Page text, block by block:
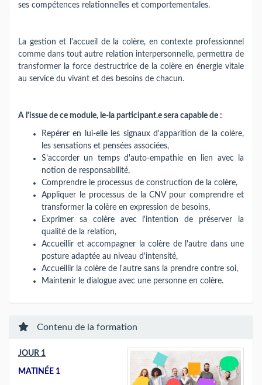
ses compétences relationnelles et comportementales.
La gestion et l'accueil de la colère, en contexte professionnel
comme dans tout autre relation interpersonnelle, permettra de
transformer la force destructrice de la colère en énergie vitale
au service du vivant et des besoins de chacun.
A l'issue de ce module, le-la participant.e sera capable de :
Repérer en lui-elle les signaux d'apparition de la colère,
les sensations et pensées associées,
S'accorder un temps d'auto-empathie en lien avec la
notion de responsabilité,
Comprendre le processus de construction de la colère,
Appliquer le processus de la CNV pour comprendre et
transformer la colère en expression de besoins,
Exprimer sa colère avec l'intention de préserver la
qualité de la relation,
Accueillir et accompagner la colère de l'autre dans une
posture adaptée au niveau d'intensité,
Accueillir la colère de l'autre sans la prendre contre soi,
Maintenir le dialogue avec une personne en colère.
Contenu de la formation
JOUR 1
MATINÉE 1